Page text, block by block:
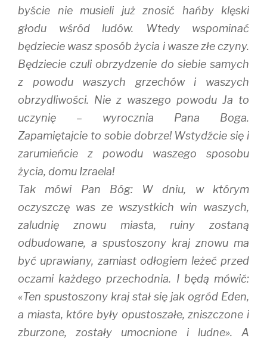
byście nie musieli już znosić hańby klęski
głodu wśród ludów. Wtedy wspominać
będziecie wasz sposób życia i wasze złe czyny.
Będziecie czuli obrzydzenie do siebie samych
z powodu waszych grzechów i waszych
obrzydliwości. Nie z waszego powodu Ja to
uczynię – wyrocznia Pana Boga.
Zapamiętajcie to sobie dobrze! Wstydźcie się i
zarumieńcie z powodu waszego sposobu
życia, domu Izraela!
Tak mówi Pan Bóg: W dniu, w którym
oczyszczę was ze wszystkich win waszych,
zaludnię znowu miasta, ruiny zostaną
odbudowane, a spustoszony kraj znowu ma
być uprawiany, zamiast odłogiem leżeć przed
oczami każdego przechodnia. I będą mówić:
«Ten spustoszony kraj stał się jak ogród Eden,
a miasta, które były opustoszałe, zniszczone i
zburzone, zostały umocnione i ludne». A